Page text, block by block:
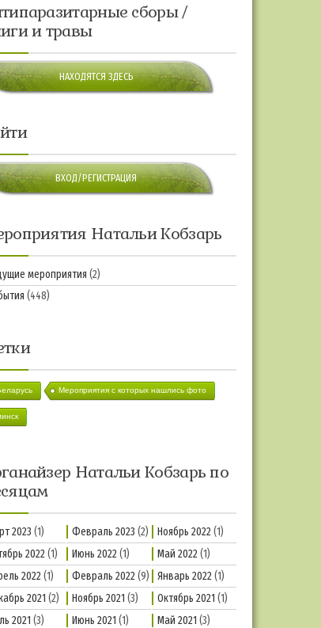
сборы /
и травы
НАХОДЯТСЯ ЗДЕСЬ
ВХОД/РЕГИСТРАЦИЯ
Натальи Кобзарь
мероприятия (2)
(448)
Мероприятия с которых нашлись фото
Натальи Кобзарь по
2023 (1) Февраль 2023 (2) Ноябрь 2022(1)
2022(1) Июнь 2022(1) Май 2022(1)
2022(1) Февраль 2022(9) Январь 2022(1)
2021 (2) Ноябрь 2021 (3) Октябрь 2021 (1)
2021 (3) Июнь 2021 (1) Май 2021 (3)